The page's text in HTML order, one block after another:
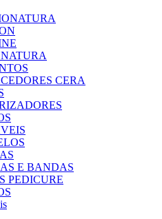
CERA
E BANDAS
PEDICURE